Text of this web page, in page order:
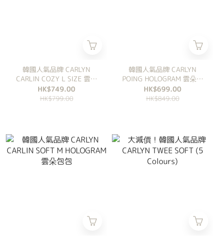
韓國人氣品牌 CARLYN
CARLIN COZY L SIZE 雲朵
包包
HK$749.00
HK$799.00
韓國人氣品牌 CARLYN
POING HOLOGRAM 雲朵包
包
HK$699.00
HK$849.00